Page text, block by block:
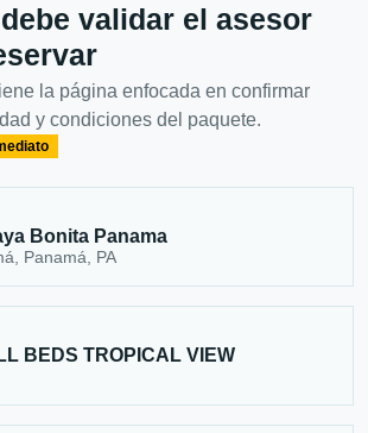
validar el asesor
la página enfocada en confirmar
y condiciones del paquete.
Bonita Panama
Panamá, PA
BEDS TROPICAL VIEW